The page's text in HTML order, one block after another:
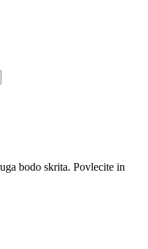
bodo skrita. Povlecite in